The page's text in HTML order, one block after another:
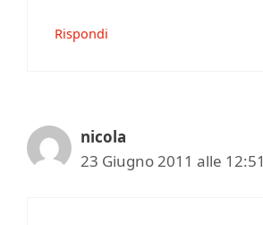
Rispondi
nicola
23 Giugno 2011 alle 12:51